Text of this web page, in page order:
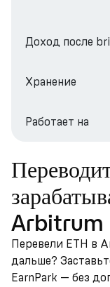
Доход после
Хранение
Работает на
Arbitrum
Перевели ETH в
дальше?
EarnPark — без